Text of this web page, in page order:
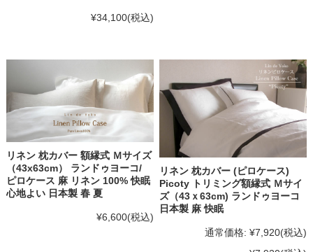
¥34,100(税込)
リネン 枕カバー 額縁式 Ｍサイズ
（43x63cm） ランドゥヨーコ/
ピロケース 麻 リネン 100% 快眠
心地よい 日本製 春 夏
¥6,600(税込)
リネン 枕カバー (ピロケース)
Picoty トリミング額縁式 Ｍサイ
ズ（43ｘ63cm) ランドゥヨーコ
日本製 麻 快眠
通常価格: ¥7,920(税込)